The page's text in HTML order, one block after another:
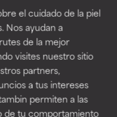
el cuidado de la piel
Nos ayudan a
de la mejor
visites nuestro sitio
partners,
a tus intereses
permiten a las
de tu comportamiento
Piel mixta
La zona de la T es
grasa y el resto es
de normal a seca.